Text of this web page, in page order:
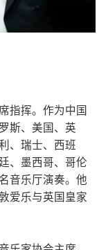
指挥。作为中国
斯、美国、英
、瑞士、西班
、墨西哥、哥伦
音乐厅演奏。他
爱乐与英国皇家